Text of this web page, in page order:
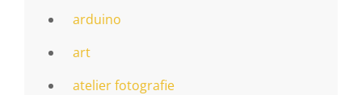
arduino
art
atelier fotografie